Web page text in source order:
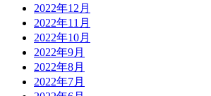
2022年12月
2022年11月
2022年10月
2022年9月
2022年8月
2022年7月